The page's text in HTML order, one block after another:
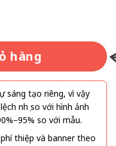
hàng
sáng tạo riêng, vì vậy
nhẹ so với hình ảnh
so với mẫu.
thiệp và banner theo